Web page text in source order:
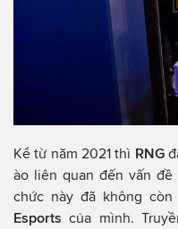
Kể từ năm 2021 thì RNG
ào liên quan đến vấn
chức này đã không
Esportscủa mình.